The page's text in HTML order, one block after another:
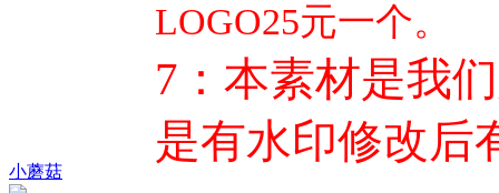
小蘑菇
LOGO25元一个。
7：本素材是我
是有水印修改后